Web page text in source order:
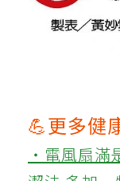
💪更多健
‧電風扇滿